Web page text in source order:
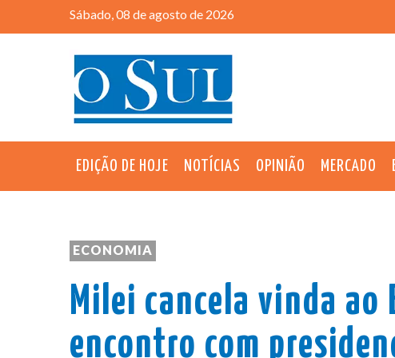
Sábado, 08 de agosto de 2026
EDIÇÃO DE HOJE NOTÍCIAS OPINIÃO MERCADO
ECONOMIA
Milei cancela vinda
encontro com